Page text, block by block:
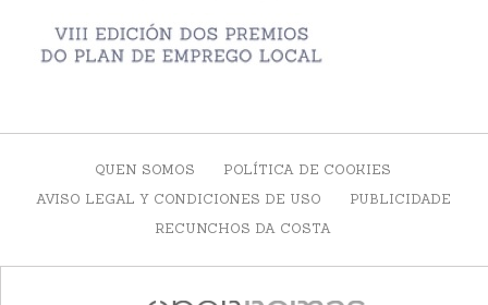
QUEN SOMOS
POLÍTICA DE COOKIES
AVISO LEGAL Y CONDICIONES DE USO
PUBLICIDADE
RECUNCHOS DA COSTA